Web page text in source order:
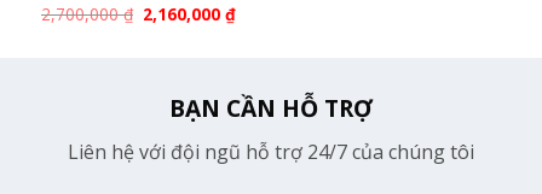
2,700,000₫ 2,160,000₫
BẠN CẦN HỖ TRỢ
Liên hệ với đội ngũ hỗ trợ 24/7 của chúng tôi